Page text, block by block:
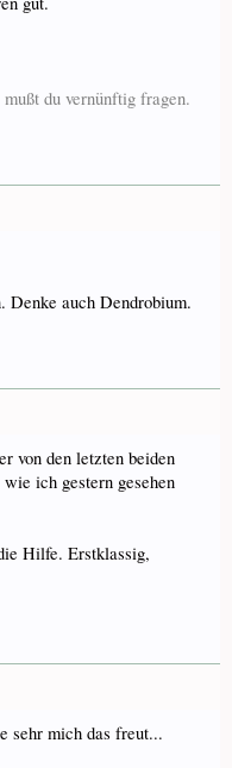
du vernünftig fragen.
Denke auch Dendrobium.
von den letzten beiden
ich gestern gesehen
Hilfe. Erstklassig,
sehr mich das freut...